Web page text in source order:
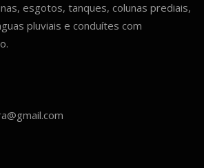
esgotos, tanques, colunas prediais,
pluviais e conduítes com